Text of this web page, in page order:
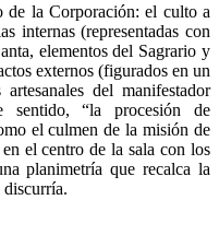
de la Corporación: el culto a
internas (representadas con
elementos del Sagrario y
externos (figurados en un
del manifestador
“la procesión de
el culmen de la misión de
el centro de la sala con los
planimetría que recalca la